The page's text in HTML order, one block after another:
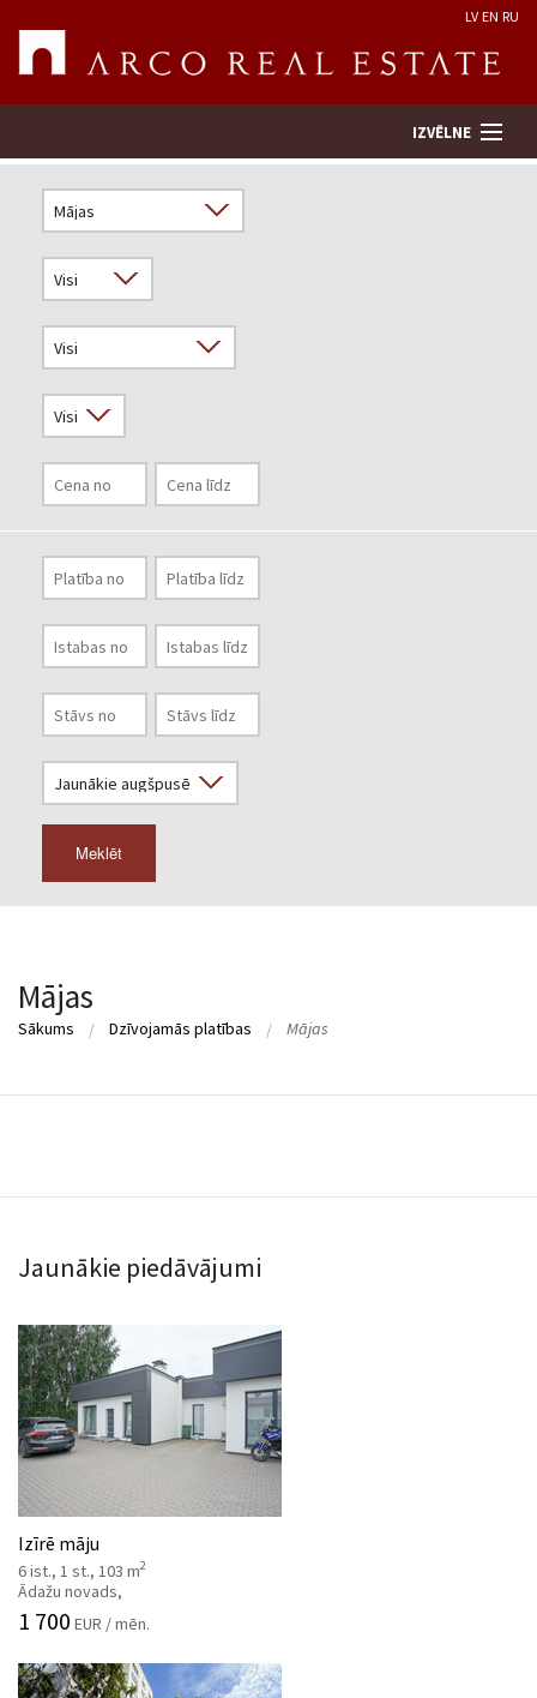
LV EN RU
IZVĒLNE
Novērtēt īpašumu
Uzņēmums
Pakalpojumi
Kontakti
Meklēt
Mājas
Sākums Dzīvojamās platības Mājas
Jaunākie piedāvājumi
Izīrē māju
6 ist., 1 st., 103 m2
Ādažu novads,
1 700 EUR / mēn.